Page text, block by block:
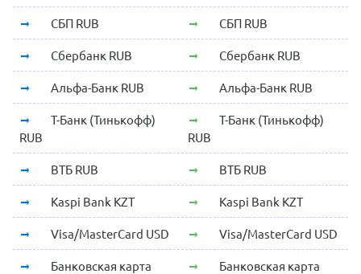
СБП RUB СБП RUB
Сбербанк RUB Сбербанк RUB
Альфа-Банк RUB Альфа-Банк RUB
Т-Банк (Тинькофф)
RUB
Т-Банк (Тинькофф)
RUB
ВТБ RUB ВТБ RUB
Kaspi Bank KZT Kaspi Bank KZT
Visa/MasterCard USD Visa/MasterCard USD
Банковская карта
Банковская карта